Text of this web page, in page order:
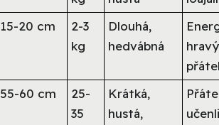
15-20 cm
2-3
kg
Dlouhá,
hedvábná
55-60 cm
25-
35
Krátká,
hustá,